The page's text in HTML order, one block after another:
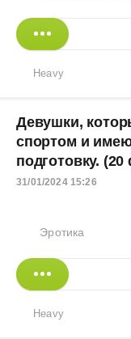
Heavy
Девушки,
спортом и
подготовку.
31/01/2024 15:26
Эротика
Heavy